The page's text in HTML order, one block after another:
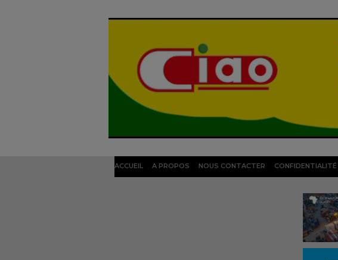
ACCUEIL A PROPOS NOUS CONTACTER CONFIDENTIALITÉ